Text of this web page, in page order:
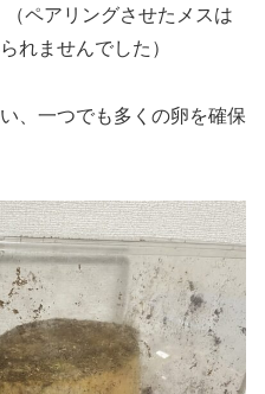
ペアリングさせたメスは
れませんでした）
、一つでも多くの卵を確保